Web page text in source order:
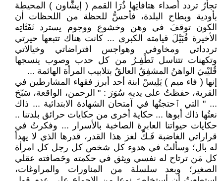
تجأرُ تردد أصداء هتافاتِها ذُرَا القمم ( إيشَّاون ) المحيطة
بأودية وبطاح البلدة، فأحسُّ للحظة من اللحظات أن
الكون توقفَ في وهن وخشوع ووجوم يسترد نَفَثَاتِه
الأخيرة قُبَيْلَ قيامته الكبرى ... كانت هناك تتبعها حيرتي
تردداتي ومخاوفي وهواجس افتراضاتي وخيالاتي
وتكهنات تتناسل تَطْفِـرُ من كل حدب وصوب ينسجها
قُليْبيَ الواهنُ المشفِقُ العالقُ بتلابيب المرأة الهائمة ...
إنها ( فاء ميم ) يَلِيسْ ابنة أحد أبرز فقهاء المشارطين في
القرية، حفظتُ على يديه سُوَرَ : " الرحمن، الواقعة، سَبّحَ
... " التي ٱحتجتُها في آمتحان الشهادة الابتدائية ... ذاك
نعتُها ذاك أبوها ... حكاية أخرى من حكايات حرائق بلدتنا ..
حكايات حيواتنا العابرة الصاخبة بالأسرار ... وفكرتُ في
قراراتي الغاضبة فَـكّ لغز هذا القدر، قدرها الذي لا يهدأ
له بال؛ وسألتُ في هدوء كل شخص كل رجل كل امرأة
كل مَن ترتاح له نفسي ويثق في حكمته وحَصافته عقلي
الصغير؛ وبعد سلسلة من المناورات والمراوغات،